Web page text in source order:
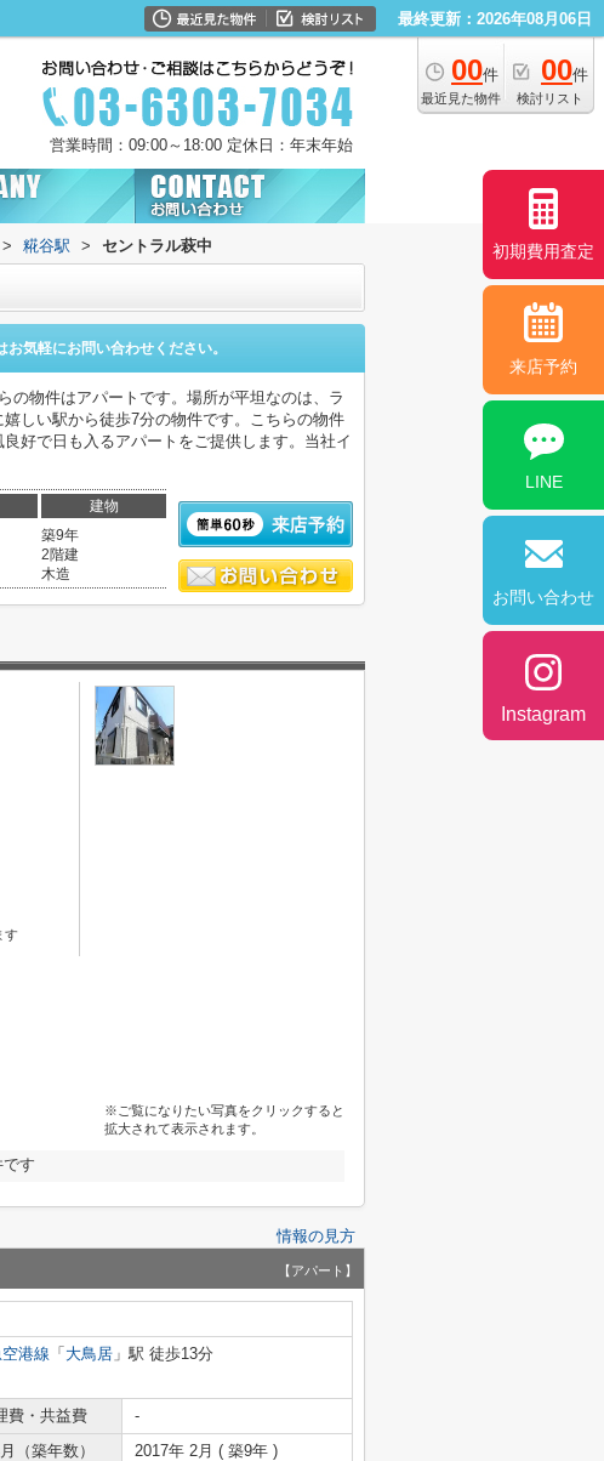
最終更新：2026年08月06日
00件
最近見た物件
00件
検討リスト
営業時間：09:00～18:00 定休日：年末年始
> 糀谷駅 > セントラル萩中
お気軽にお問い合わせください。
の物件はアパートです。場所が平坦なのは、ラ
しい駅から徒歩7分の物件です。こちらの物件
好で日も入るアパートをご提供します。当社イ
建物
築9年
2階建
木造
す
※ご覧になりたい写真をクリックすると
拡大されて表示されます。
す
情報の見方
【アパート】
港線 「 大鳥居 」駅 徒歩13分
費・共益費
-
（築年数）
2017年 2月 ( 築9年 )
初期費用査定
来店予約
LINE
お問い合わせ
Instagram